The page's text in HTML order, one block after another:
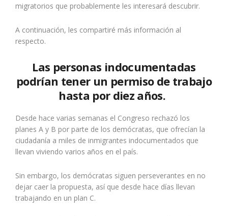
migratorios que probablemente les interesará descubrir.
A continuación, les compartiré más información al
respecto.
Las personas indocumentadas
podrían tener un permiso de trabajo
hasta por diez años.
Desde hace varias semanas el Congreso rechazó los
planes A y B por parte de los demócratas, que ofrecían la
ciudadanía a miles de inmigrantes indocumentados que
llevan viviendo varios años en el país.
Sin embargo, los demócratas siguen perseverantes en no
dejar caer la propuesta, así que desde hace días llevan
trabajando en un plan C.